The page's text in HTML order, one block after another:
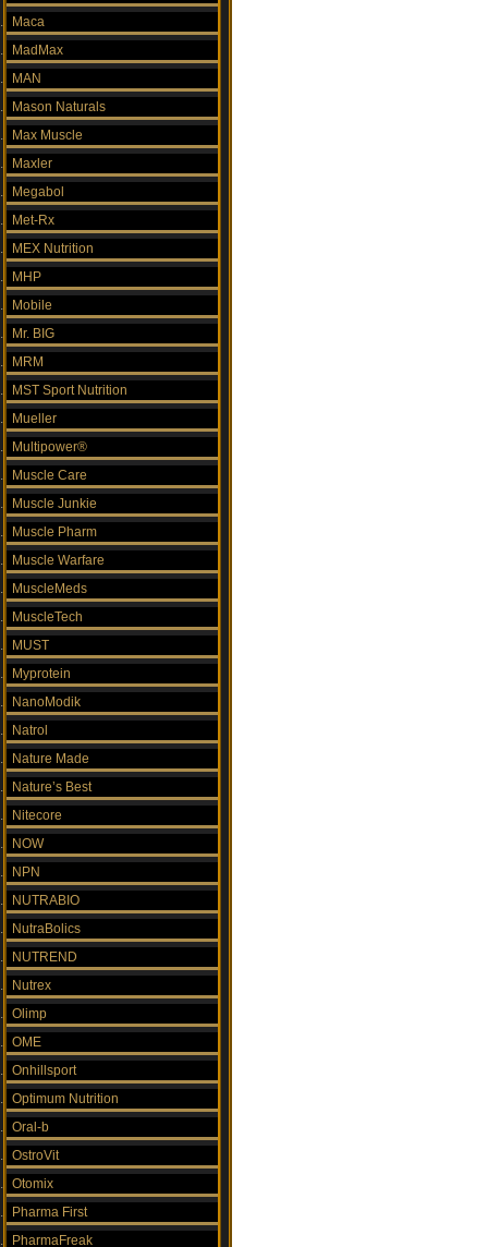
Maca
MadMax
MAN
Mason Naturals
Max Muscle
Maxler
Megabol
Met-Rx
MEX Nutrition
MHP
Mobile
Mr. BIG
MRM
MST Sport Nutrition
Mueller
Multipower®
Muscle Care
Muscle Junkie
Muscle Pharm
Muscle Warfare
MuscleMeds
MuscleTech
MUST
Myprotein
NanoModik
Natrol
Nature Made
Nature’s Best
Nitecore
NOW
NPN
NUTRABIO
NutraBolics
NUTREND
Nutrex
Olimp
OME
Onhillsport
Optimum Nutrition
Oral-b
OstroVit
Otomix
Pharma First
PharmaFreak